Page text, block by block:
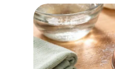
Maison